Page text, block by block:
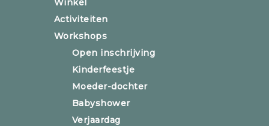
Winkel
Activiteiten
Workshops
Open inschrijving
Kinderfeestje
Moeder-dochter
Babyshower
Verjaardag